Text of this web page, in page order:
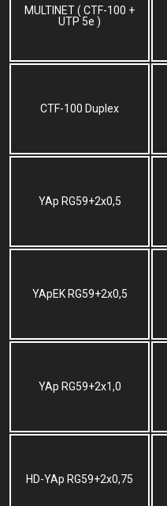
MULTINET ( CTF-100 +
UTP 5e )
CTF-100 Duplex
YAp RG59+2x0,5
YApEK RG59+2x0,5
YAp RG59+2x1,0
HD-YAp RG59+2x0,75